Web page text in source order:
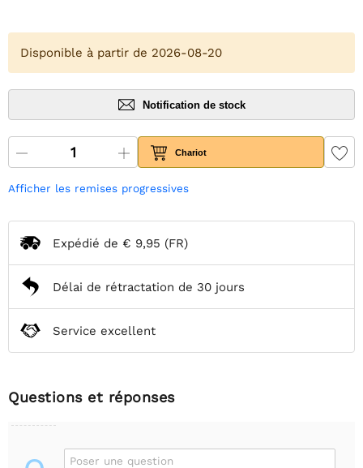
Disponible à partir de 2026-08-20
Notification de stock
Chariot
Afficher les remises progressives
Expédié de € 9,95 (FR)
Délai de rétractation de 30 jours
Service excellent
Questions et réponses
Poser une question